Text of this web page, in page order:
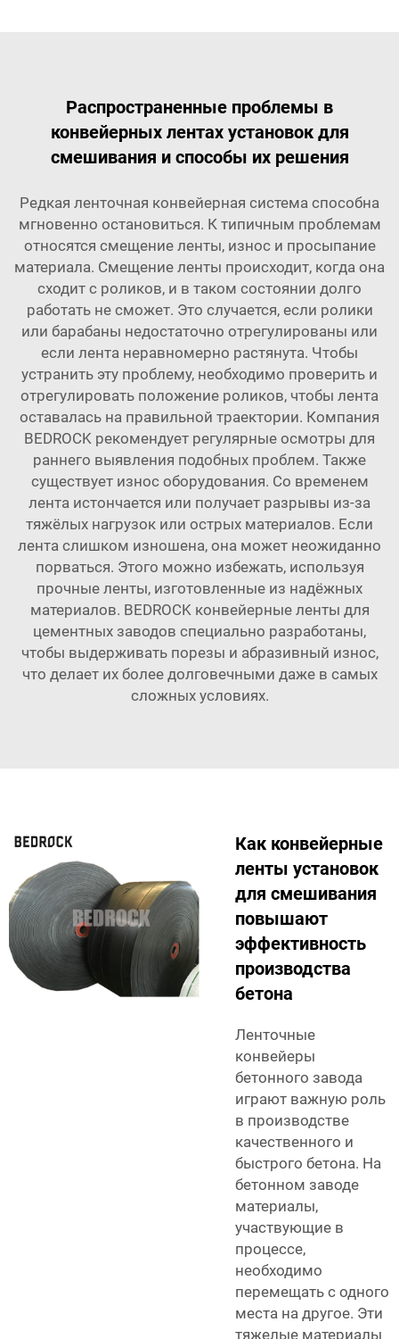
Распространенные проблемы в
конвейерных лентах установок для
смешивания и способы их решения
Редкая ленточная конвейерная система способна
мгновенно остановиться. К типичным проблемам
относятся смещение ленты, износ и просыпание
материала. Смещение ленты происходит, когда она
сходит с роликов, и в таком состоянии долго
работать не сможет. Это случается, если ролики
или барабаны недостаточно отрегулированы или
если лента неравномерно растянута. Чтобы
устранить эту проблему, необходимо проверить и
отрегулировать положение роликов, чтобы лента
оставалась на правильной траектории. Компания
BEDROCK рекомендует регулярные осмотры для
раннего выявления подобных проблем. Также
существует износ оборудования. Со временем
лента истончается или получает разрывы из-за
тяжёлых нагрузок или острых материалов. Если
лента слишком изношена, она может неожиданно
порваться. Этого можно избежать, используя
прочные ленты, изготовленные из надёжных
материалов. BEDROCK конвейерные ленты для
цементных заводов специально разработаны,
чтобы выдерживать порезы и абразивный износ,
что делает их более долговечными даже в самых
сложных условиях.
Как конвейерные
ленты установок
для смешивания
повышают
эффективность
производства
бетона
Ленточные
конвейеры
бетонного завода
играют важную роль
в производстве
качественного и
быстрого бетона. На
бетонном заводе
материалы,
участвующие в
процессе,
необходимо
перемещать с одного
места на другое. Эти
тяжелые материалы